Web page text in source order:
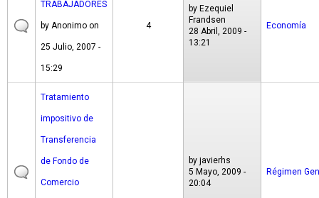
TRABAJADORES
by Anonimo on
25 Julio, 2007 -
15:29
4
by Ezequiel
Frandsen
28 Abril, 2009 -
13:21
Economía
Tratamiento
impositivo de
Transferencia
de Fondo de
Comercio
by javierhs
5 Mayo, 2009 -
20:04
Régimen